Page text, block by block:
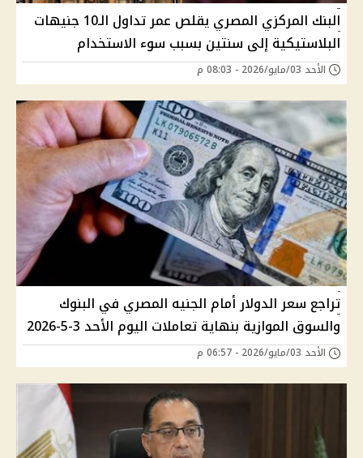
البنك المركزي المصري يقلص عمر تداول الـ10 جنيهات
البلاستيكية إلى سنتين بسبب سوء الاستخدام
الأحد 03/مايو/2026 - 08:03 م
تراجع سعر الدولار أمام الجنيه المصري في البنوك
والسوق الموازية بنهاية تعاملات اليوم الأحد 3-5-2026
الأحد 03/مايو/2026 - 06:57 م